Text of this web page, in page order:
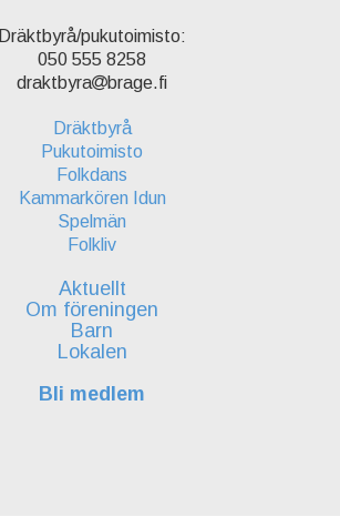
Dräktbyrå/pukutoimisto:
050 555 8258
draktbyra
brage.fi
Dräktbyrå
Pukutoimisto
Folkdans
Kammarkören Idun
Spelmän
Folkliv
Aktuellt
Om föreningen
Barn
Lokalen
Bli medlem